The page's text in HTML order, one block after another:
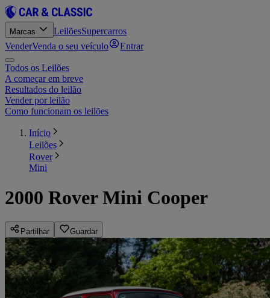
Marcas LeilõesSupercarros
VenderVenda o seu veículo Entrar
Todos os Leilões
A começar em breve
Resultados do leilão
Vender por leilão
Como funcionam os leilões
Início
Leilões
Rover
Mini
2000 Rover Mini Cooper
Partilhar Guardar